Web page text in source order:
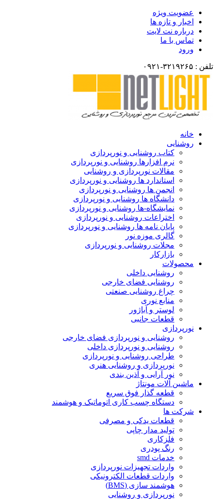
عضویت ویژه
اخبار و تازه ها
درباره نت لایت
تماس با ما
ورود
: ۳۲۱۹۲۶۵-۰۹۲۱
خانه
روشنایی
کتاب روشنایی و نورپردازی
نرم افزارها روشنایی و نورپردازی
مقالات نورپردازی و روشنایی
استاندارد ها روشنایی و نورپردازی
انجمن ها روشنایی و نورپردازی
دانشگاه ها روشنایی و نورپردازی
نمایشگاه-ها روشنایی و نورپردازی
اختراعات روشنایی و نورپردازی
پایان نامه ها روشنایی و نورپردازی
گالری موزه نور
مجلات روشنایی و نورپردازی
بازارکار
محصولات
روشنایی داخلی
روشنایی فضای خارجی
چراغ روشنایی صنعتی
منابع نوری
لوستر و آباژور
قطعات جانبی
نورپردازی
روشنایی و نورپردازی فضای خارجی
روشنایی و نورپردازی داخلی
طراحی روشنایی و نورپردازی
نورپردازی و روشنایی هنری
نور آرایی و آذین بندی
ماشین آلات مونتاژ
قطعه گذار فوق سریع
دستگاه چسب کاری اتوماتیک و هوشمند
شرکت ها
قطعات یدکی و مصرفی
تولید مدار چاپی
فلزکاری
رنگ پودری
خدمات smd
واردات تجهیزات نورپردازی
واردات قطعات الکترونیکی
هوشمند سازی (BMS)
نورپردازی و روشنایی